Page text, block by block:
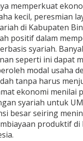
memperkuat
kecil, peresmian
di Kabupaten
positif dalam
syariah.
seperti ini dapat
modal usaha
tanpa harus
ekonomi menilai
syariah untuk
besar seiring
produktif di